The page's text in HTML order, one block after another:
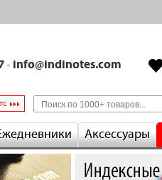
• info@indinotes.com
Аксессуары